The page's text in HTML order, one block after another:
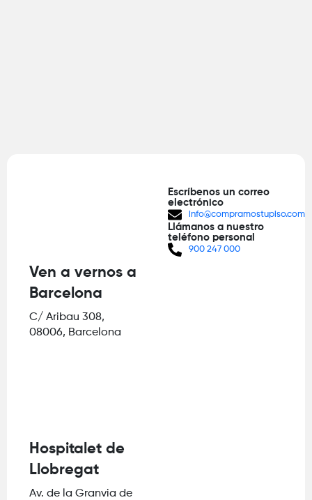
Ven a vernos a
Barcelona
C/ Aribau 308,
08006, Barcelona
Hospitalet de
Llobregat
Av. de la Granvia de
Escríbenos un correo
electrónico
info@compramostupiso.com
Llámanos a nuestro
teléfono personal
900 247 000